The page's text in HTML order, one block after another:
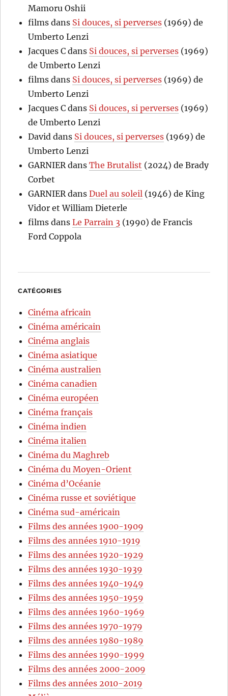
Mamoru Oshii
films dans Si douces, si perverses (1969) de
Umberto Lenzi
Jacques C dans Si douces, si perverses (1969)
de Umberto Lenzi
films dans Si douces, si perverses (1969) de
Umberto Lenzi
Jacques C dans Si douces, si perverses (1969)
de Umberto Lenzi
David dans Si douces, si perverses (1969) de
Umberto Lenzi
GARNIERdansThe Brutalist (2024) de Brady
Corbet
GARNIERdansDuel au soleil (1946) de King
Vidor et William Dieterle
films dansLe Parrain 3 (1990) de Francis
Ford Coppola
CATÉGORIES
Cinéma africain
Cinéma américain
Cinéma anglais
Cinéma asiatique
Cinéma australien
Cinéma canadien
Cinéma européen
Cinéma français
Cinéma indien
Cinéma italien
Cinéma du Maghreb
Cinéma du Moyen-Orient
Cinéma d’Océanie
Cinéma russe et soviétique
Cinéma sud-américain
Films des années 1900-1909
Films des années 1910-1919
Films des années 1920-1929
Films des années 1930-1939
Films des années 1940-1949
Films des années 1950-1959
Films des années 1960-1969
Films des années 1970-1979
Films des années 1980-1989
Films des années 1990-1999
Films des années 2000-2009
Films des années 2010-2019